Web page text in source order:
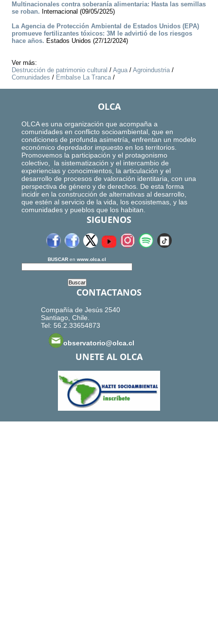
Multinacionales contra soberanía alimentaria: Hasta las semillas
se roban. Internacional (09/05/2025)
La Agencia de Protección Ambiental de Estados Unidos (EPA)
promueve fertilizantes tóxicos: 3M le advirtió de los riesgos
hace años. Estados Unidos (27/12/2024)
Ver más:
Destrucción de patrimonio cultural / Agua/ Agroindustria/
Comunidades / Embalse La Tranca/
OLCA
OLCA es una organización que acompaña a
comunidades en conflicto socioambiental, que en
condiciones de profunda asimetría, enfrentan un modelo
económico depredador impuesto en los territorios.
Promovemos la participación y el protagonismo
colectivo, la sistematización y el intercambio de
experiencias y conocimientos, la articulación y el
desarrollo de procesos de valoración identitaria, con una
perspectiva de género y de derechos. De esta forma
incidir en la construcción de alternativas al desarrollo,
que estén al servicio de la vida, los ecosistemas, y las
comunidades y pueblos que los habitan.
SIGUENOS
BUSCAR en www.olca.cl
CONTACTANOS
Compañía de Jesús 2540
Santiago, Chile.
Tel: 56.2.33654873
observatorio@olca.cl
UNETE AL OLCA